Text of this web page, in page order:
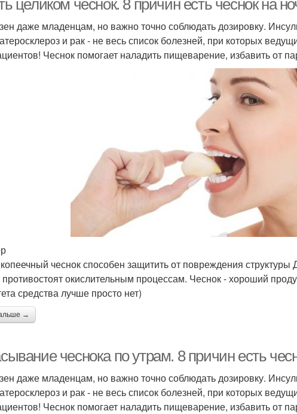
целиком чеснок. 8 причин есть чеснок на
даже младенцам, но важно точно соблюдать дозировку.
и рак - не весь список болезней, при которых
Чеснок помогает наладить пищеварение, избавить от
чеснок способен защитить от повреждения
окислительным процессам. Чеснок - хороший
средства лучше просто нет)
→
чеснока по утрам. 8 причин есть
даже младенцам, но важно точно соблюдать дозировку.
и рак - не весь список болезней, при которых
Чеснок помогает наладить пищеварение, избавить от